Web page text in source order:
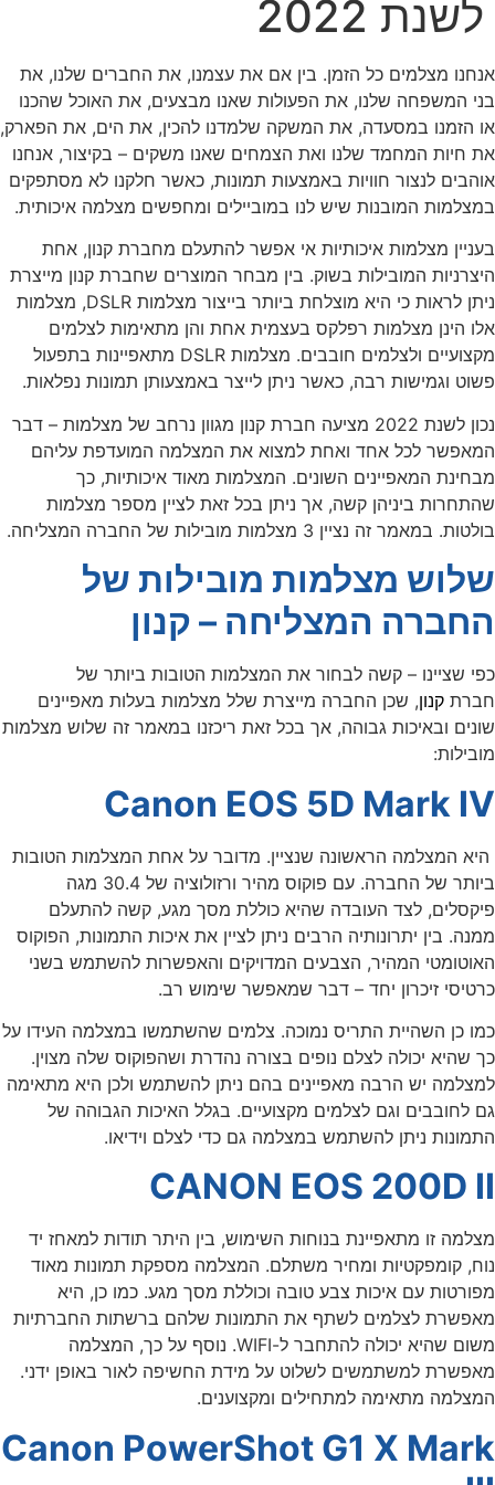
לשנת 2022
אנחנו מצלמים כל הזמן. בין אם את עצמנו, את החברים שלנו, את
בני המשפחה שלנו, את הפעולות שאנו מבצעים, את האוכל שהכנו
או הזמנו במסעדה, את המשקה שלמדנו להכין, את הים, את הפארק,
את חיות המחמד שלנו ואת הצמחים שאנו משקים – בקיצור, אנחנו
אוהבים לנצור חוויות באמצעות תמונות, כאשר חלקנו לא מסתפקים
במצלמות המובנות שיש לנו במוביילים ומחפשים מצלמה איכותית.
בעניין מצלמות איכותיות אי אפשר להתעלם מחברת קנון, אחת
היצרניות המובילות בשוק. בין מבחר המוצרים שחברת קנון מייצרת
ניתן לראות כי היא מוצלחת ביותר בייצור מצלמות DSLR, מצלמות
אלו הינן מצלמות רפלקס בעצמית אחת והן מתאימות לצלמים
מקצועיים ולצלמים חובבים. מצלמות DSLR מתאפיינות בתפעול
פשוט וגמישות רבה, כאשר ניתן לייצר באמצעותן תמונות נפלאות.
נכון לשנת 2022 מציעה חברת קנון מגוון נרחב של מצלמות – דבר
המאפשר לכל אחד ואחת למצוא את המצלמה המועדפת עליהם
מבחינת המאפיינים השונים. המצלמות מאוד איכותיות, כך
שהתחרות ביניהן קשה, אך ניתן בכל זאת לציין מספר מצלמות
בולטות. במאמר זה נציין 3 מצלמות מובילות של החברה המצליחה.
שלוש מצלמות מובילות של
החברה המצליחה – קנון
כפי שציינו – קשה לבחור את המצלמות הטובות ביותר של
חברת קנון, שכן החברה מייצרת שלל מצלמות בעלות מאפיינים
שונים ובאיכות גבוהה, אך בכל זאת ריכזנו במאמר זה שלוש מצלמות
מובילות:
Canon EOS 5D Mark IV
היא המצלמה הראשונה שנציין. מדובר על אחת המצלמות הטובות
ביותר של החברה. עם פוקוס מהיר ורזולוציה של 30.4 מגה
פיקסלים, לצד העובדה שהיא כוללת מסך מגע, קשה להתעלם
ממנה. בין יתרונותיה הרבים ניתן לציין את איכות התמונות, הפוקוס
האוטומטי המהיר, הצבעים המדויקים והאפשרות להשתמש בשני
כרטיסי זיכרון יחד – דבר שמאפשר שימוש רב.
כמו כן השהיית התריס נמוכה. צלמים שהשתמשו במצלמה העידו על
כך שהיא יכולה לצלם נופים בצורה נהדרת ושהפוקוס שלה מצוין.
למצלמה יש הרבה מאפיינים בהם ניתן להשתמש ולכן היא מתאימה
גם לחובבים וגם לצלמים מקצועיים. בגלל האיכות הגבוהה של
התמונות ניתן להשתמש במצלמה גם כדי לצלם וידיאו.
CANON EOS 200D II
מצלמה זו מתאפיינת בנוחות השימוש, בין היתר תודות למאחז יד
נוח, קומפקטיות ומחיר משתלם. המצלמה מספקת תמונות מאוד
מפורטות עם איכות צבע טובה וכוללת מסך מגע. כמו כן, היא
מאפשרת לצלמים לשתף את התמונות שלהם ברשתות החברתיות
משום שהיא יכולה להתחבר ל-WIFI. נוסף על כך, המצלמה
מאפשרת למשתמשים לשלוט על מידת החשיפה לאור באופן ידני.
המצלמה מתאימה למתחילים ומקצוענים.
Canon PowerShot G1 X Mark